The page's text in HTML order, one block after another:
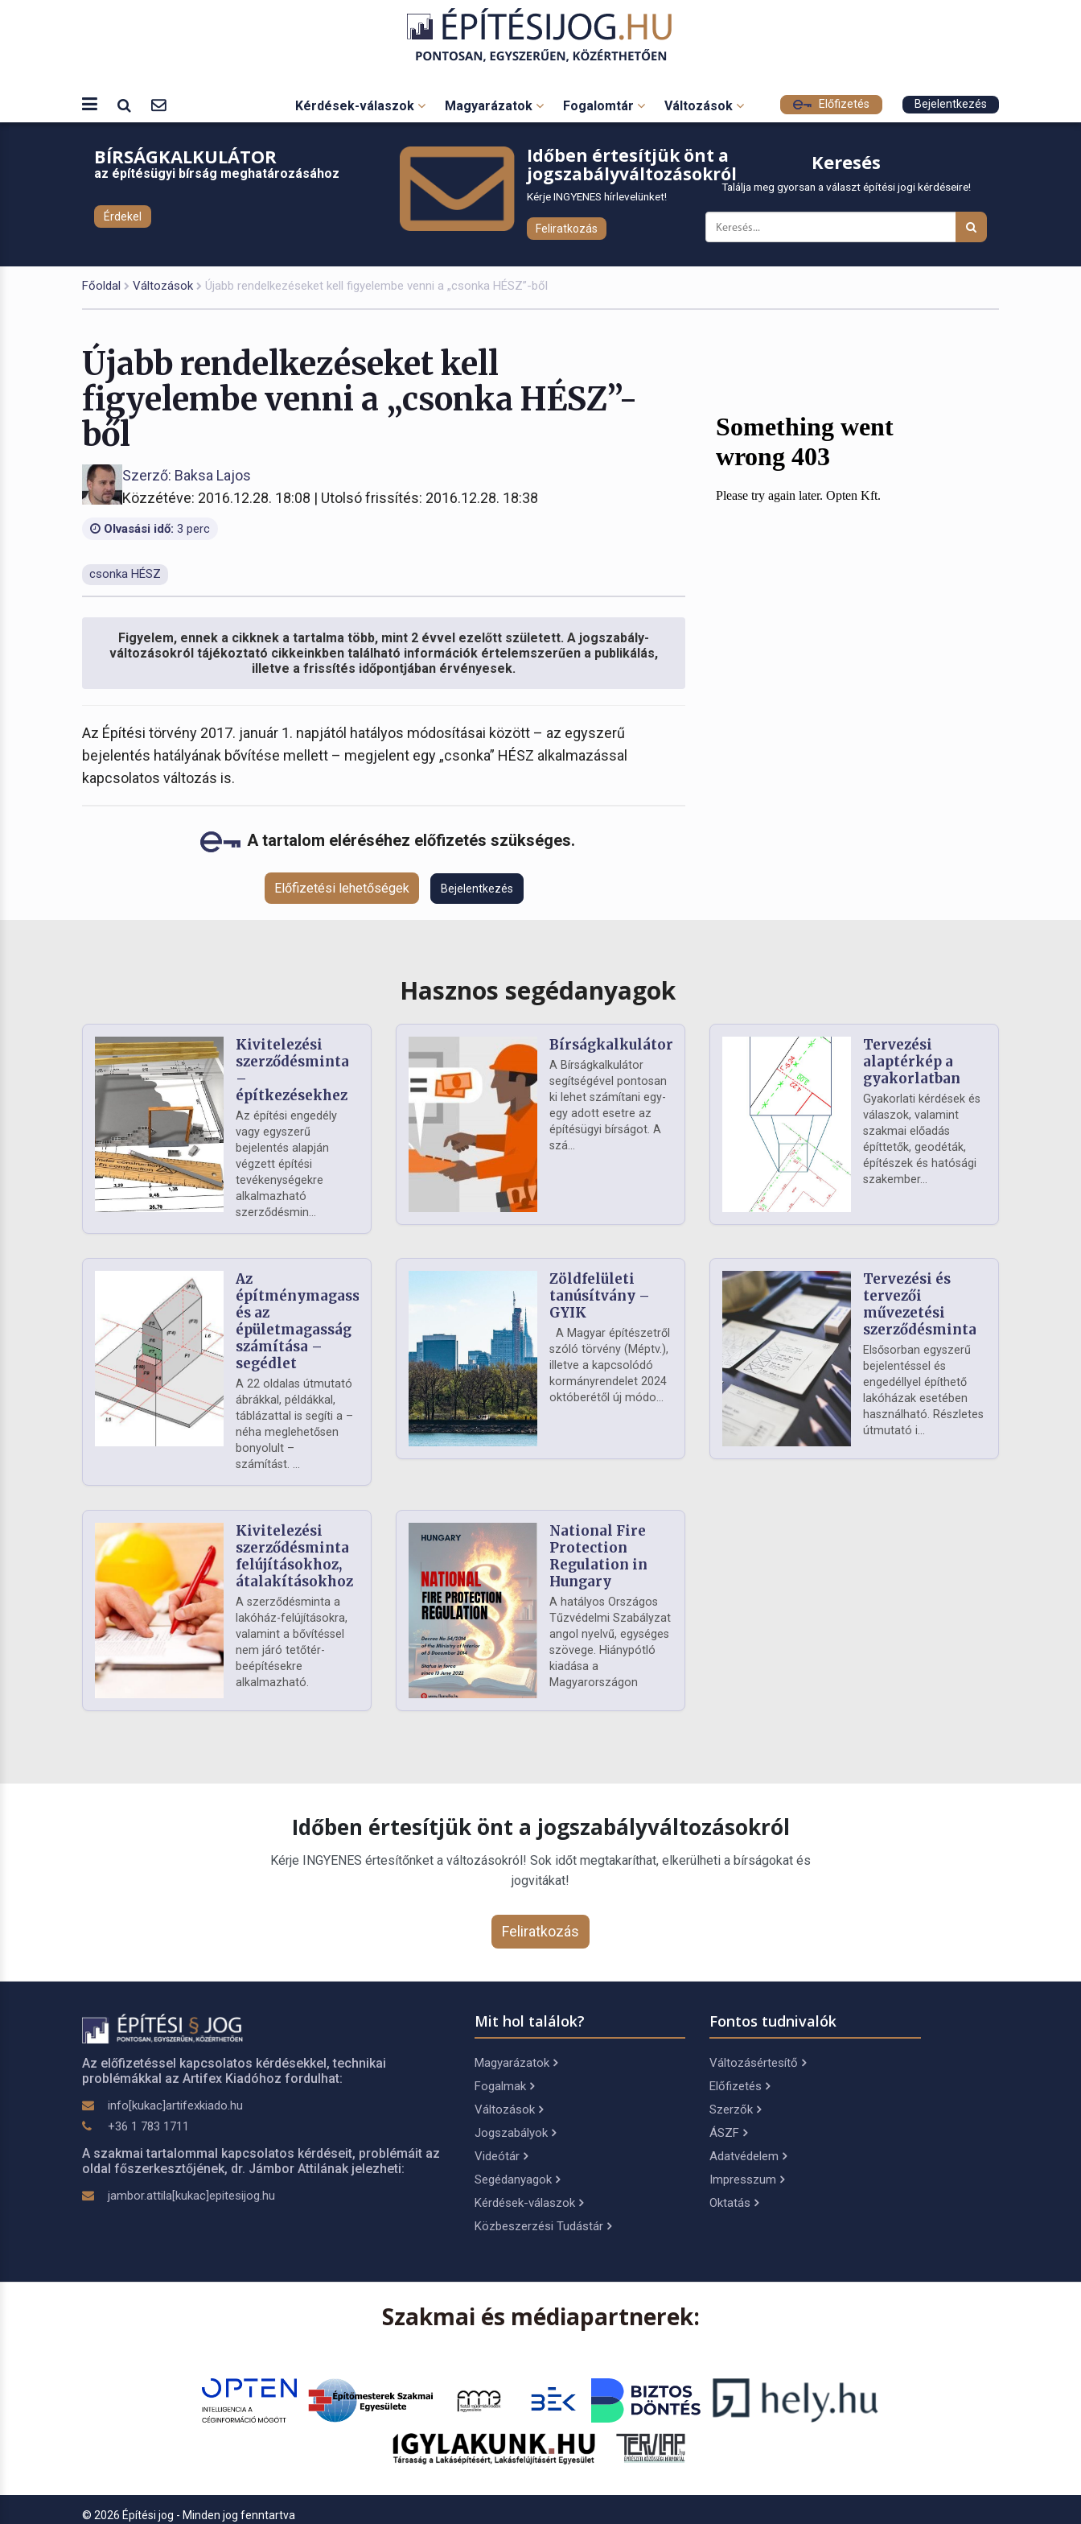
Kérdések-válaszok Magyarázatok Fogalomtár Változások Előfizetés Bejelentkezés
BÍRSÁGKALKULÁTOR
az építésügyi bírság meghatározásához
Érdekel
Időben értesítjük önt a
jogszabályváltozásokról
Kérje INGYENES hírlevelünket!
Feliratkozás
Keresés
Találja meg gyorsan a választ építési jogi kérdéseire!
Főoldal Változások Újabb rendelkezéseket kell figyelembe venni a „csonka HÉSZ”-ből
Újabb rendelkezéseket kell
figyelembe venni a „csonka HÉSZ”-
ből
Szerző: Baksa Lajos
Közzétéve: 2016.12.28. 18:08 | Utolsó frissítés: 2016.12.28. 18:38
Olvasási idő: 3 perc
csonka HÉSZ
Figyelem, ennek a cikknek a tartalma több, mint 2 évvel ezelőtt született. A jogszabály-
változásokról tájékoztató cikkeinkben található információk értelemszerűen a publikálás,
illetve a frissítés időpontjában érvényesek.
Az Építési törvény 2017. január 1. napjától hatályos módosításai között – az egyszerű
bejelentés hatályának bővítése mellett – megjelent egy „csonka” HÉSZ alkalmazással
kapcsolatos változás is.
A tartalom eléréséhez előfizetés szükséges.
Előfizetési lehetőségek Bejelentkezés
Hasznos segédanyagok
Kivitelezési
szerződésminta
–
építkezésekhez
Az építési engedély
vagy egyszerű
bejelentés alapján
végzett építési
tevékenységekre
alkalmazható
szerződésmin...
Bírságkalkulátor
A Bírságkalkulátor
segítségével pontosan
ki lehet számítani egy-
egy adott esetre az
építésügyi bírságot. A
szá...
Tervezési
alaptérkép a
gyakorlatban
Gyakorlati kérdések és
válaszok, valamint
szakmai előadás
építtetők, geodéták,
építészek és hatósági
szakember...
Az
építménymagasság
és az
épületmagasság
számítása –
segédlet
A 22 oldalas útmutató
ábrákkal, példákkal,
táblázattal is segíti a –
néha meglehetősen
bonyolult –
számítást. ...
Zöldfelületi
tanúsítvány –
GYIK
A Magyar építészetről
szóló törvény (Méptv.),
illetve a kapcsolódó
kormányrendelet 2024
októberétől új módo...
Tervezési és
tervezői
művezetési
szerződésminta
Elsősorban egyszerű
bejelentéssel és
engedéllyel építhető
lakóházak esetében
használható. Részletes
útmutató i...
Kivitelezési
szerződésminta
felújításokhoz,
átalakításokhoz
A szerződésminta a
lakóház-felújításokra,
valamint a bővítéssel
nem járó tetőtér-
beépítésekre
alkalmazható.
National Fire
Protection
Regulation in
Hungary
A hatályos Országos
Tűzvédelmi Szabályzat
angol nyelvű, egységes
szövege. Hiánypótló
kiadása a
Magyarországon
Időben értesítjük önt a jogszabályváltozásokról
Kérje INGYENES értesítőnket a változásokról! Sok időt megtakaríthat, elkerülheti a bírságokat és
jogvitákat!
Feliratkozás
Az előfizetéssel kapcsolatos kérdésekkel, technikai
problémákkal az Artifex Kiadóhoz fordulhat:
info[kukac]artifexkiado.hu
+36 1 783 1711
A szakmai tartalommal kapcsolatos kérdéseit, problémáit az
oldal főszerkesztőjének, dr. Jámbor Attilának jelezheti:
jambor.attila[kukac]epitesijog.hu
Mit hol találok?
Magyarázatok
Fogalmak
Változások
Jogszabályok
Videótár
Segédanyagok
Kérdések-válaszok
Közbeszerzési Tudástár
Fontos tudnivalók
Változásértesítő
Előfizetés
Szerzők
ÁSZF
Adatvédelem
Impresszum
Oktatás
Szakmai és médiapartnerek:
© 2026 Építési jog - Minden jog fenntartva